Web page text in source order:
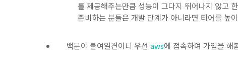
를 제공해주는만큼 성능이 그다지 뛰어나지 않고
준비하는 분들은 개발 단계가 아니라면 티어를 높
백문이 불여일견이니 우선 aws에 접속하여 가입을 해